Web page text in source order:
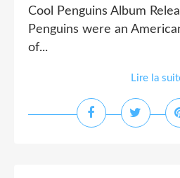
Cool Penguins Album
Penguins were an
of...
Lire la